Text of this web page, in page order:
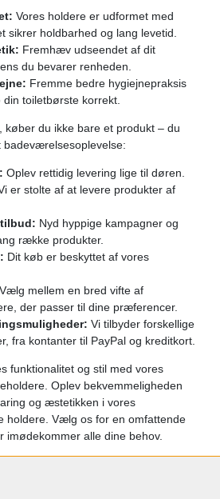
Vores holdere er udformet med
sikrer holdbarhed og lang levetid.
Fremhæv udseendet af dit
du bevarer renheden.
Fremme bedre hygiejnepraksis
toiletbørste korrekt.
køber du ikke bare et produkt – du
badeværelsesoplevelse:
Oplev rettidig levering lige til døren.
er stolte af at levere produkter af
Nyd hyppige kampagner og
række produkter.
Dit køb er beskyttet af vores
Vælg mellem en bred vifte af
der passer til dine præferencer.
Vi tilbyder forskellige
fra kontanter til PayPal og kreditkort.
funktionalitet og stil med vores
Oplev bekvemmeligheden
og æstetikken i vores
holdere. Vælg os for en omfattende
imødekommer alle dine behov.